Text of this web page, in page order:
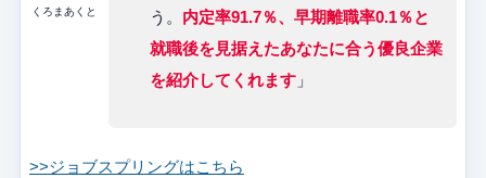
くろまあくと
う。 内定率91.7％、早期離職率0.1％と
就職後を見据えたあなたに合う優良企業
を紹介してくれます 」
>>ジョブスプリングはこちら